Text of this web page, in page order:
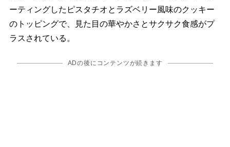
ーティングしたピスタチオとラズベリー風味のクッキー
のトッピングで、見た目の華やかさとサクサク食感がプ
ラスされている。
ADの後にコンテンツが続きます